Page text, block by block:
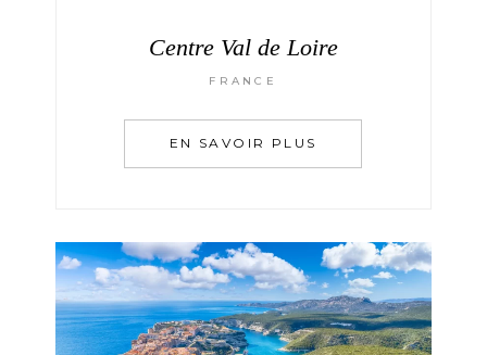
Centre Val de Loire
FRANCE
EN SAVOIR PLUS